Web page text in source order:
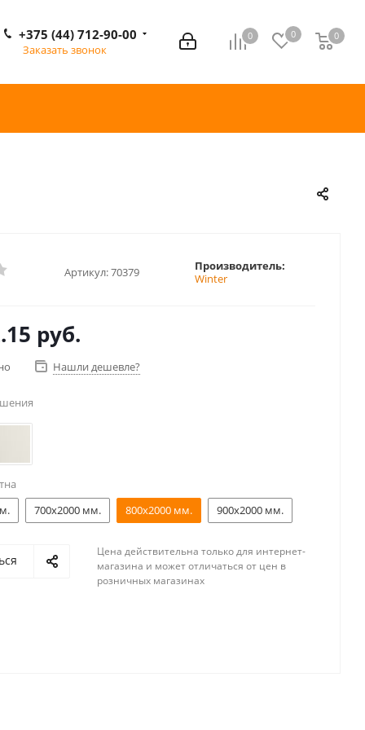
0 0 0
0
+375 (44) 712-90-00
Заказать звонок
Артикул:70379
Производитель:
Winter
руб.
Нашли дешевле?
700x2000 мм. 800x2000 мм. 900x2000 мм.
Цена действительна только для интернет-
магазина и может отличаться от цен в
розничных магазинах